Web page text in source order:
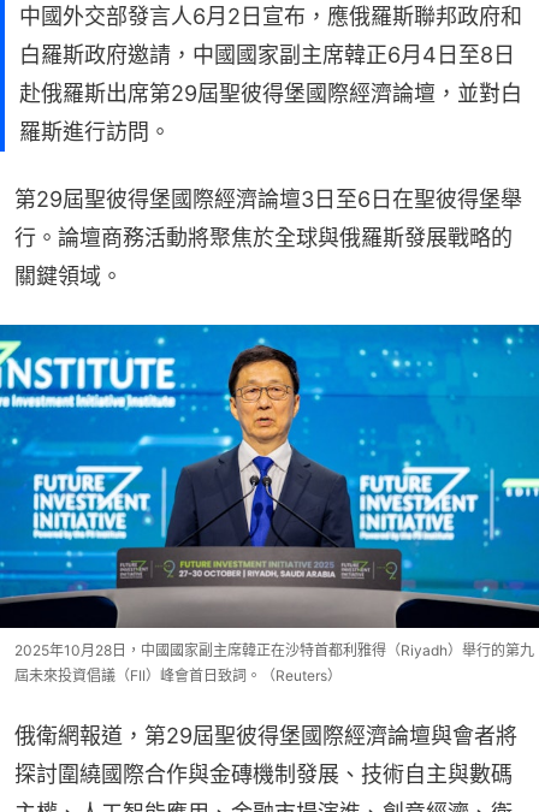
中國外交部發言人6月2日宣布，應俄羅斯聯邦政府和
白羅斯政府邀請，中國國家副主席韓正6月4日至8日
赴俄羅斯出席第29屆聖彼得堡國際經濟論壇，並對白
羅斯進行訪問。
第29屆聖彼得堡國際經濟論壇3日至6日在聖彼得堡舉
行。論壇商務活動將聚焦於全球與俄羅斯發展戰略的
關鍵領域。
2025年10月28日，中國國家副主席韓正在沙特首都利雅得（Riyadh）舉行的第九
屆未來投資倡議（FII）峰會首日致詞。（Reuters）
俄衛網報道，第29屆聖彼得堡國際經濟論壇與會者將
探討圍繞國際合作與金磚機制發展、技術自主與數碼